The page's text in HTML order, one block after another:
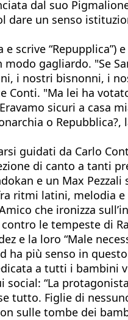
dal suo
dare un senso
scrive “Repupplica”)
gagliardo. "Se
i nostri bisnonni, i
Conti. "Ma lei ha
sicuri a casa
o
guidati da Carlo
di canto a tanti
e un Max Pezzali
ritmi latini, melodia
che ironizza
le tempeste di
e la loro “Male
più senso in
a tutti i bambini
“La
tutto. Figlie di
sulle tombe dei